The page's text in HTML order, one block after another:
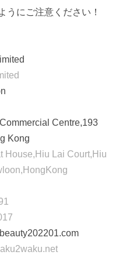
うにご注意ください！
Centre,193
Kong
House,Hiu Lai Court,Hiu